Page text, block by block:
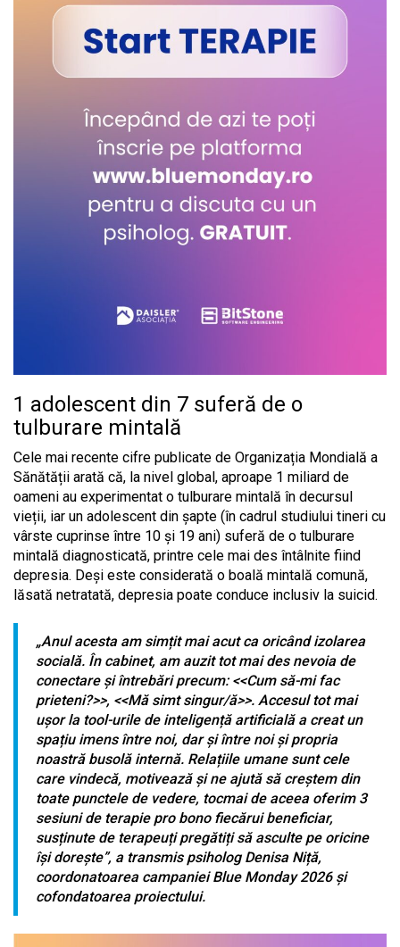
1 adolescent din 7 suferă de o
tulburare mintală
Cele mai recente cifre publicate de Organizația Mondială a
Sănătății arată că, la nivel global, aproape 1 miliard de
oameni au experimentat o tulburare mintală în decursul
vieții, iar un adolescent din șapte (în cadrul studiului tineri cu
vârste cuprinse între 10 și 19 ani) suferă de o tulburare
mintală diagnosticată, printre cele mai des întâlnite fiind
depresia. Deși este considerată o boală mintală comună,
lăsată netratată, depresia poate conduce inclusiv la suicid.
„Anul acesta am simțit mai acut ca oricând izolarea
socială. În cabinet, am auzit tot mai des nevoia de
conectare și întrebări precum: <<Cum să-mi fac
prieteni?>>, <<Mă simt singur/ă>>. Accesul tot mai
ușor la tool-urile de inteligență artificială a creat un
spațiu imens între noi, dar și între noi și propria
noastră busolă internă. Relațiile umane sunt cele
care vindecă, motivează și ne ajută să creștem din
toate punctele de vedere, tocmai de aceea oferim 3
sesiuni de terapie pro bono fiecărui beneficiar,
susținute de terapeuți pregătiți să asculte pe oricine
își dorește”, a transmis psiholog Denisa Niță,
coordonatoarea campaniei Blue Monday 2026 și
cofondatoarea proiectului.